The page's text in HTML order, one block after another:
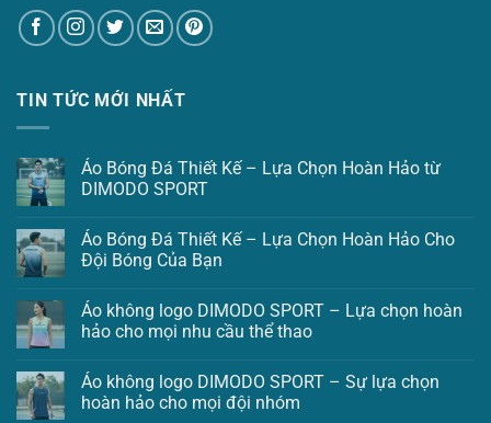
TIN TỨC MỚI NHẤT
Áo Bóng Đá Thiết Kế – Lựa Chọn Hoàn Hảo từ
DIMODO SPORT
Áo Bóng Đá Thiết Kế – Lựa Chọn Hoàn Hảo Cho
Đội Bóng Của Bạn
Áo không logo DIMODO SPORT – Lựa chọn hoàn
hảo cho mọi nhu cầu thể thao
Áo không logo DIMODO SPORT – Sự lựa chọn
hoàn hảo cho mọi đội nhóm